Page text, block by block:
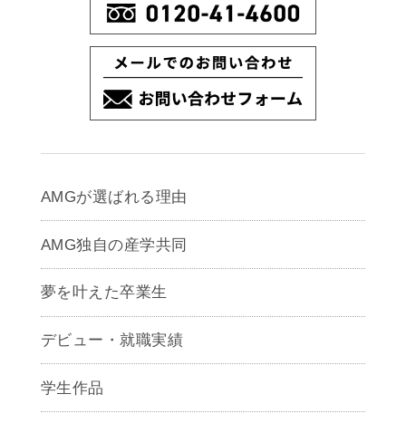
AMGが選ばれる理由
AMG独自の産学共同
夢を叶えた卒業生
デビュー・就職実績
学生作品